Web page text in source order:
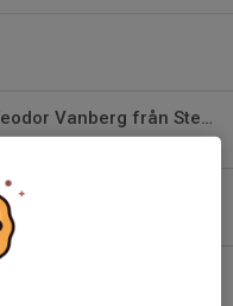
Ny spelare inför hösten, Teodor Vanberg från Stene IF
7 kl. 19.00